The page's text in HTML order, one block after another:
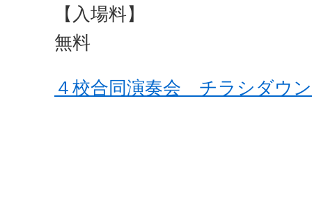
【入場料】
無料
４校合同演奏会 チラシダウ